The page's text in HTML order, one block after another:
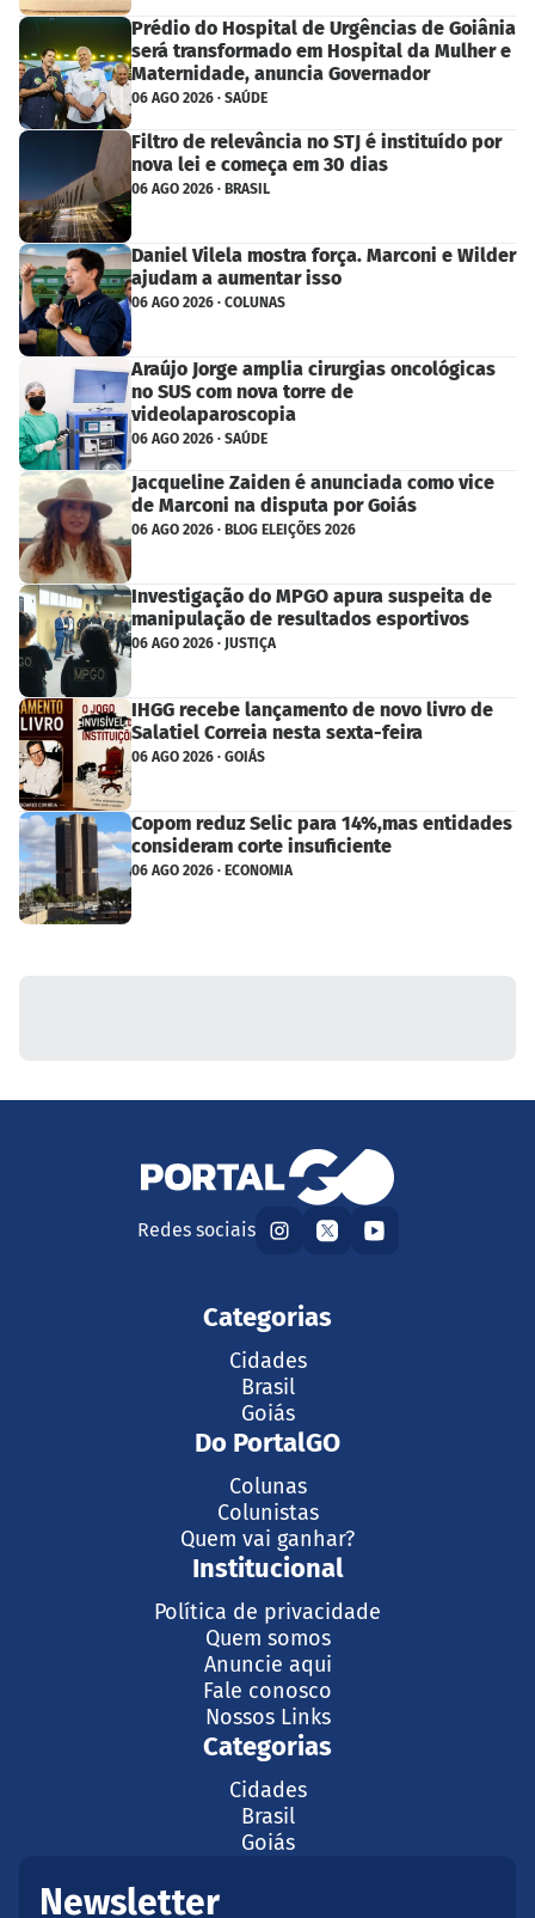
Prédio do Hospital de Urgências de Goiânia
será transformado em Hospital da Mulher e
Maternidade, anuncia Governador
06 AGO 2026 · SAÚDE
Filtro de relevância no STJ é instituído por
nova lei e começa em 30 dias
06 AGO 2026 · BRASIL
Daniel Vilela mostra força. Marconi e Wilder
ajudam a aumentar isso
06 AGO 2026 · COLUNAS
Araújo Jorge amplia cirurgias oncológicas
no SUS com nova torre de
videolaparoscopia
06 AGO 2026 · SAÚDE
Jacqueline Zaiden é anunciada como vice
de Marconi na disputa por Goiás
06 AGO 2026 · BLOG ELEIÇÕES 2026
Investigação do MPGO apura suspeita de
manipulação de resultados esportivos
06 AGO 2026 · JUSTIÇA
IHGG recebe lançamento de novo livro de
Salatiel Correia nesta sexta-feira
06 AGO 2026 · GOIÁS
Copom reduz Selic para 14%,mas entidades
consideram corte insuficiente
06 AGO 2026 · ECONOMIA
Redes sociais
Categorias
Cidades
Brasil
Goiás
Do PortalGO
Colunas
Colunistas
Quem vai ganhar?
Institucional
Política de privacidade
Quem somos
Anuncie aqui
Fale conosco
Nossos Links
Categorias
Cidades
Brasil
Goiás
Newsletter